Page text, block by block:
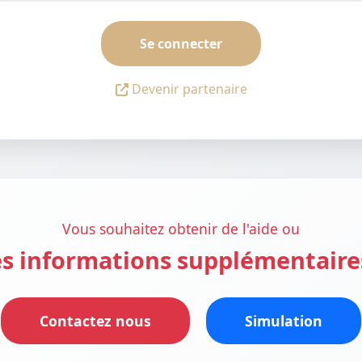
Se connecter
Devenir partenaire
Vous souhaitez obtenir de l'aide ou
informations
Contactez nous Simulation